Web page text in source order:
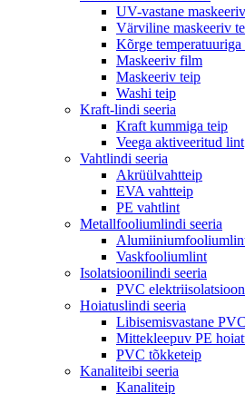
UV-vastane
Värviline maskeeriv
Kõrge
Maskeeriv film
Maskeeriv teip
Washi teip
Kraft-lindi seeria
Kraft kummiga teip
Veega aktiveeritud lint
Vahtlindi seeria
Akrüülvahtteip
EVA vahtteip
PE vahtlint
Metallfooliumlindi seeria
Vaskfooliumlint
Isolatsioonilindi seeria
PVC
Hoiatuslindi seeria
Libisemisvastane
Mittekleepuv PE
PVC tõkketeip
Kanaliteibi seeria
Kanaliteip